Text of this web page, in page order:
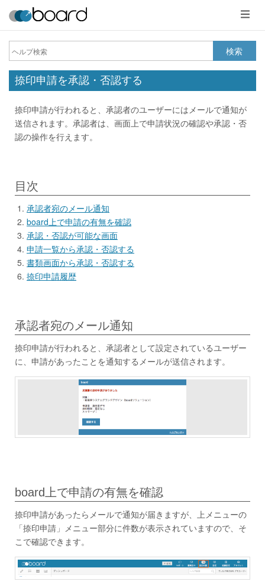
メ
ニ
ュ
ー
検索
捺印申請を承認・否認する
捺印申請が行われると、承認者のユーザーにはメールで通知が
送信されます。承認者は、画面上で申請状況の確認や承認・否
認の操作を行えます。
目次
承認者宛のメール通知
board上で申請の有無を確認
承認・否認が可能な画面
申請一覧から承認・否認する
書類画面から承認・否認する
捺印申請履歴
承認者宛のメール通知
捺印申請が行われると、承認者として設定されているユーザー
に、申請があったことを通知するメールが送信されます。
board上で申請の有無を確認
捺印申請があったらメールで通知が届きますが、上メニューの
「捺印申請」メニュー部分に件数が表示されていますので、そ
こで確認できます。